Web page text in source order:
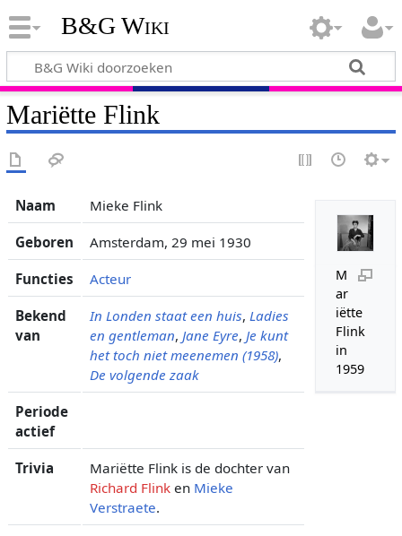
B&G Wiki
Mariëtte Flink
M
ar
iëtte
Flink
in
1959
Naam Mieke Flink
Geboren Amsterdam, 29 mei 1930
Functies Acteur
Bekend
van
In Londen staat een huis, Ladies
en gentleman, Jane Eyre, Je kunt
het toch niet meenemen (1958),
De volgende zaak
Periode
actief
Trivia
Mariëtte Flink is de dochter van
Richard Flinken Mieke
Verstraete.